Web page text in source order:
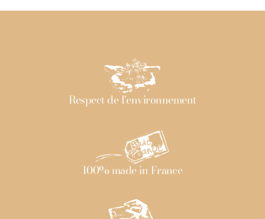
Respect de l'environnement
100% made in France